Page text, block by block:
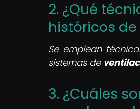
2. ¿Qué
históricos
Se emplean
sistemas de
3. ¿Cuáles